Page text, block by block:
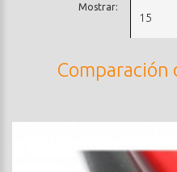
Mostrar:
15
Comparación